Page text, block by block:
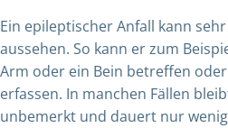
Ein epileptischer Anfall kann
aussehen. So kann er zum
Arm oder ein Bein betreffen
erfassen. In manchen Fällen
unbemerkt und dauert nur